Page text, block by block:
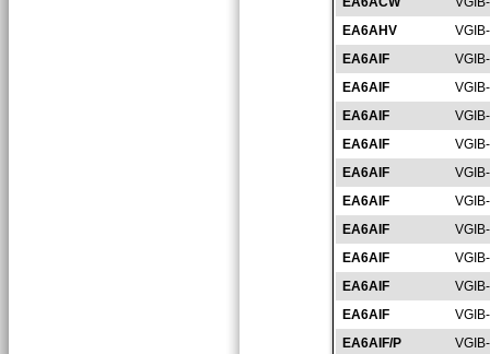
EA6AHV
EA6AIF
EA6AIF
EA6AIF
EA6AIF
EA6AIF
EA6AIF
EA6AIF
EA6AIF
EA6AIF
EA6AIF
EA6AIF/P